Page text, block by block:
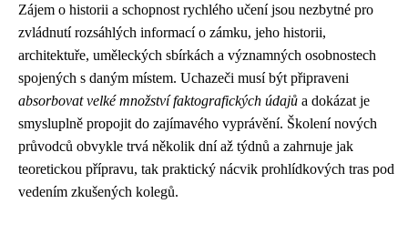
Zájem o historii a schopnost rychlého učení jsou nezbytné pro
zvládnutí rozsáhlých informací o zámku, jeho historii,
architektuře, uměleckých sbírkách a významných osobnostech
spojených s daným místem. Uchazeči musí být připraveni
absorbovat velké množství faktografických údajů a dokázat je
smysluplně propojit do zajímavého vyprávění. Školení nových
průvodců obvykle trvá několik dní až týdnů a zahrnuje jak
teoretickou přípravu, tak praktický nácvik prohlídkových tras pod
vedením zkušených kolegů.